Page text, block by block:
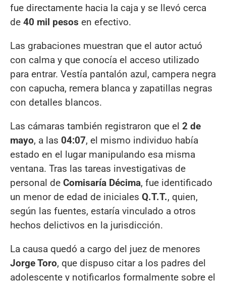
fue directamente hacia la caja y se llevó cerca
de 40 mil pesos en efectivo.
Las grabaciones muestran que el autor actuó
con calma y que conocía el acceso utilizado
para entrar. Vestía pantalón azul, campera negra
con capucha, remera blanca y zapatillas negras
con detalles blancos.
Las cámaras también registraron que el 2 de
mayo, a las 04:07, el mismo individuo había
estado en el lugar manipulando esa misma
ventana. Tras las tareas investigativas de
personal de Comisaría Décima, fue identificado
un menor de edad de iniciales Q.T.T., quien,
según las fuentes, estaría vinculado a otros
hechos delictivos en la jurisdicción.
La causa quedó a cargo del juez de menores
Jorge Toro, que dispuso citar a los padres del
adolescente y notificarlos formalmente sobre el